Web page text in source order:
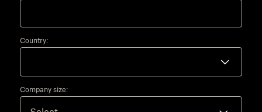
Country:
Company size: